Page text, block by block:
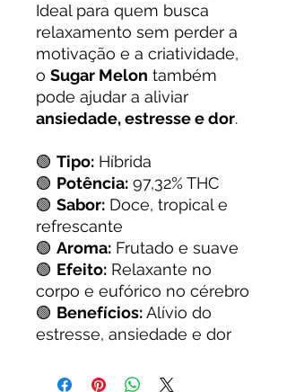
Ideal para quem busca
relaxamento sem perder a
motivação e a criatividade,
o Sugar Melon também
pode ajudar a aliviar
ansiedade, estresse e dor.
🟢 Tipo: Híbrida
🟢 Potência: 97,32% THC
🟢 Sabor: Doce, tropical e
refrescante
🟢 Aroma: Frutado e suave
🟢 Efeito: Relaxante no
corpo e eufórico no cérebro
🟢 Benefícios:Alívio do
estresse, ansiedade e dor